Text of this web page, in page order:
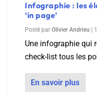
Infographie : les
‘in page’
Posté par Olivier Andrieu
Une infographie qui
check-list tous les
En savoir plus